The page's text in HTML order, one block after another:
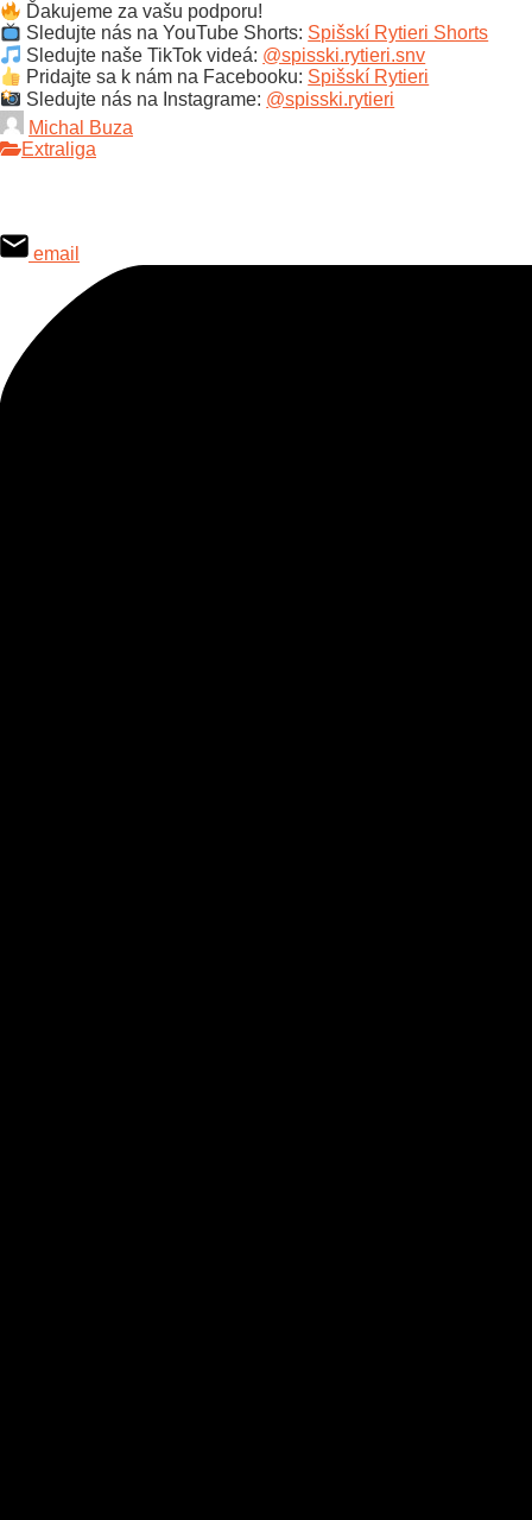
Ďakujeme za vašu podporu!
Sledujte nás na YouTube Shorts: Spišskí Rytieri Shorts
Sledujte naše TikTok videá: @spisski.rytieri.snv
Pridajte sa k nám na Facebooku: Spišskí Rytieri
Sledujte nás na Instagrame: @spisski.rytieri
Michal Buza
Extraliga
email